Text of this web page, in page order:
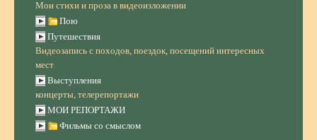
Мои стихи и проза в видеоизложении
Пою
Путешествия
Видеозапись с походов, поездок, посещений интересных
мест
Выступления
концерты, телерепортажи
МОИ РЕПОРТАЖИ
Фильмы со смыслом